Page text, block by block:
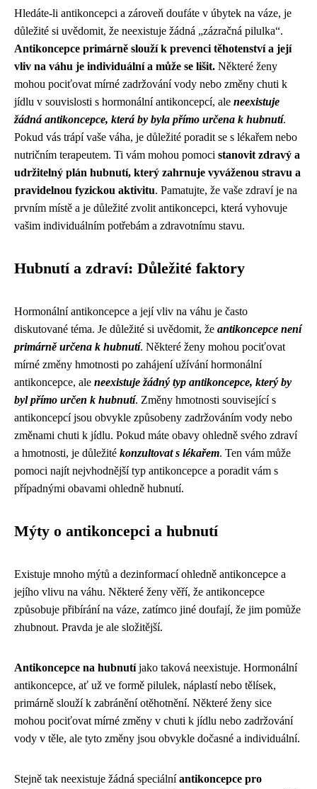
Hledáte-li antikoncepci a zároveň doufáte v úbytek na váze, je
důležité si uvědomit, že neexistuje žádná „zázračná pilulka“.
Antikoncepce primárně slouží k prevenci těhotenství a její
vliv na váhu je individuální a může se lišit. Některé ženy
mohou pociťovat mírné zadržování vody nebo změny chuti k
jídlu v souvislosti s hormonální antikoncepcí, ale neexistuje
žádná antikoncepce, která by byla přímo určena k hubnutí.
Pokud vás trápí vaše váha, je důležité poradit se s lékařem nebo
nutričním terapeutem. Ti vám mohou pomoci stanovit zdravý a
udržitelný plán hubnutí, který zahrnuje vyváženou stravu a
pravidelnou fyzickou aktivitu. Pamatujte, že vaše zdraví je na
prvním místě a je důležité zvolit antikoncepci, která vyhovuje
vašim individuálním potřebám a zdravotnímu stavu.
Hubnutí a zdraví: Důležité faktory
Hormonální antikoncepce a její vliv na váhu je často
diskutované téma. Je důležité si uvědomit, že antikoncepce není
primárně určena k hubnutí. Některé ženy mohou pociťovat
mírné změny hmotnosti po zahájení užívání hormonální
antikoncepce, ale neexistuje žádný typ antikoncepce, který by
byl přímo určen k hubnutí. Změny hmotnosti související s
antikoncepcí jsou obvykle způsobeny zadržováním vody nebo
změnami chuti k jídlu. Pokud máte obavy ohledně svého zdraví
a hmotnosti, je důležité konzultovat s lékařem. Ten vám může
pomoci najít nejvhodnější typ antikoncepce a poradit vám s
případnými obavami ohledně hubnutí.
Mýty o antikoncepci a hubnutí
Existuje mnoho mýtů a dezinformací ohledně antikoncepce a
jejího vlivu na váhu. Některé ženy věří, že antikoncepce
způsobuje přibírání na váze, zatímco jiné doufají, že jim pomůže
zhubnout. Pravda je ale složitější.
Antikoncepce na hubnutíjako taková neexistuje. Hormonální
antikoncepce, ať už ve formě pilulek, náplastí nebo tělísek,
primárně slouží k zabránění otěhotnění. Některé ženy sice
mohou pociťovat mírné změny v chuti k jídlu nebo zadržování
vody v těle, ale tyto změny jsou obvykle dočasné a individuální.
Stejně tak neexistuje žádná speciálníantikoncepce pro